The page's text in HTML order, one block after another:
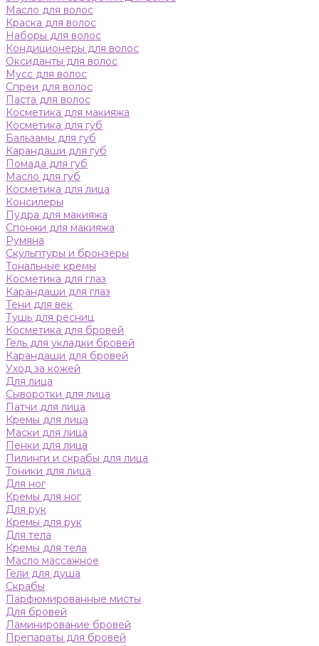
Масло для волос
Краска для волос
Наборы для волос
Кондиционеры для волос
Оксиданты для волос
Мусс для волос
Спреи для волос
Паста для волос
Косметика для макияжа
Косметика для губ
Бальзамы для губ
Карандаши для губ
Помада для губ
Масло для губ
Косметика для лица
Консилеры
Пудра для макияжа
Спонжи для макияжа
Румяна
Скульптуры и бронзеры
Тональные кремы
Косметика для глаз
Карандаши для глаз
Тени для век
Тушь для ресниц
Косметика для бровей
Гель для укладки бровей
Карандаши для бровей
Уход за кожей
Для лица
Сыворотки для лица
Патчи для лица
Кремы для лица
Маски для лица
Пенки для лица
Пилинги и скрабы для лица
Тоники для лица
Для ног
Кремы для ног
Для рук
Кремы для рук
Для тела
Кремы для тела
Масло массажное
Гели для душа
Скрабы
Парфюмированные мисты
Для бровей
Ламинирование бровей
Препараты для бровей